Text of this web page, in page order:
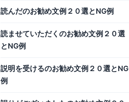
読んだのお勧め文例２０選とNG例
読ませていただくのお勧め文例２０選
とNG例
説明を受けるのお勧め文例２０選とNG
例